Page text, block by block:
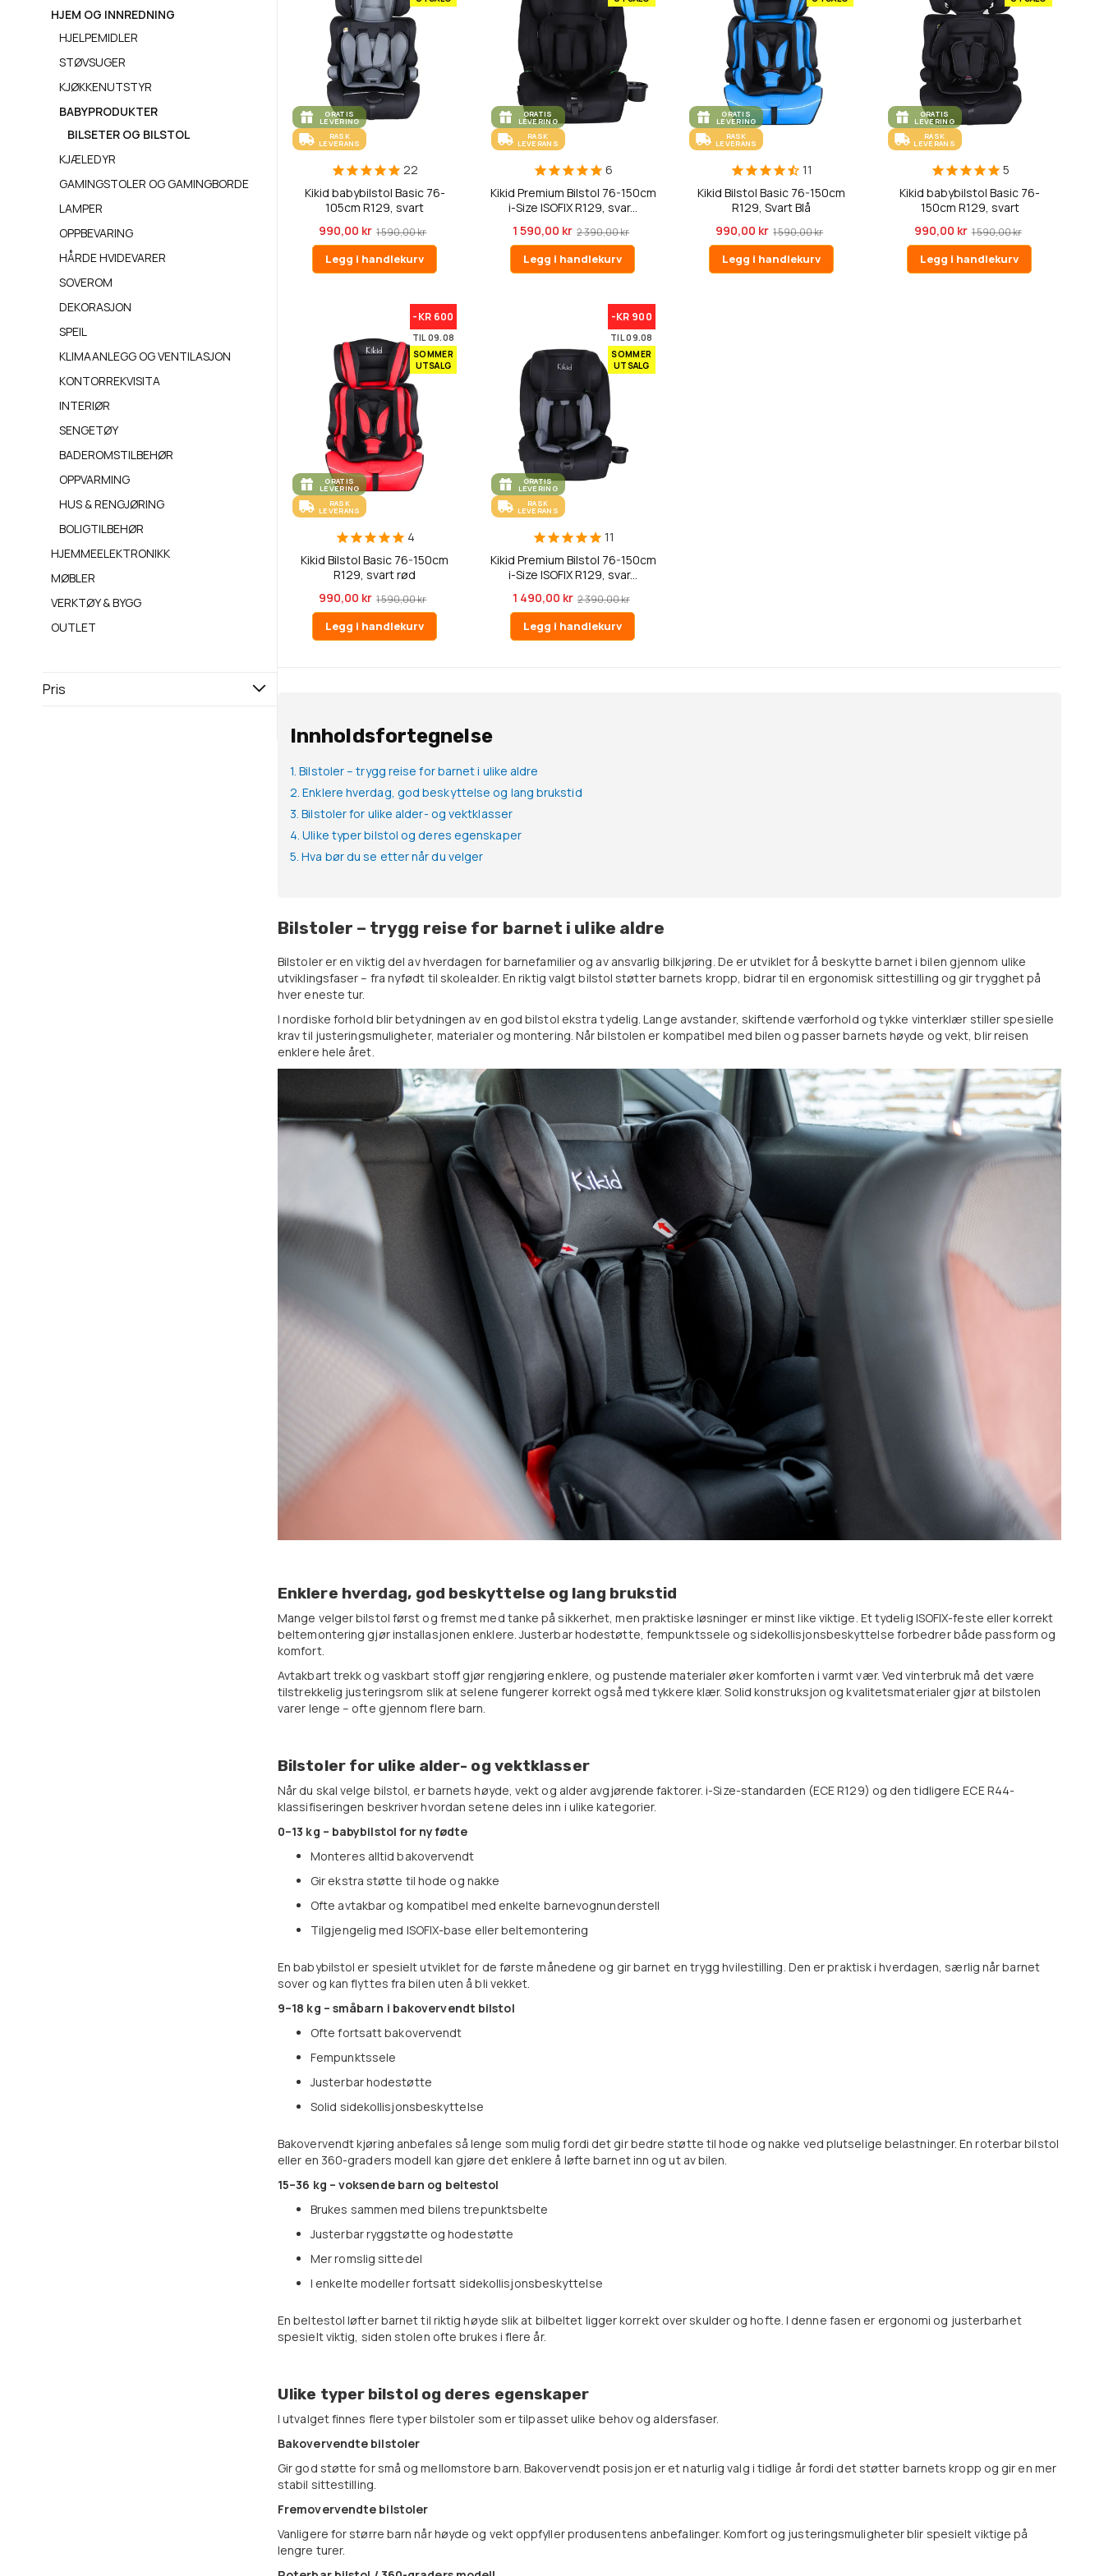
GRATIS
LEVERING
RASK
LEVERANS
22
Kikid babybilstol Basic 76-
105cm R129, svart
990,00 kr 1 590,00 kr
Legg i handlekurv
GRATIS
LEVERING
RASK
LEVERANS
6
Kikid Premium Bilstol 76-150cm
i-Size ISOFIX R129, svar...
1 590,00 kr 2 390,00 kr
Legg i handlekurv
GRATIS
LEVERING
RASK
LEVERANS
11
Kikid Bilstol Basic 76-150cm
R129, Svart Blå
990,00 kr 1 590,00 kr
Legg i handlekurv
GRATIS
LEVERING
RASK
LEVERANS
5
Kikid babybilstol Basic 76-
150cm R129, svart
990,00 kr 1 590,00 kr
Legg i handlekurv
-KR 600
TIL 09.08
SOMMER
UTSALG
GRATIS
LEVERING
RASK
LEVERANS
4
Kikid Bilstol Basic 76-150cm
R129, svart rød
990,00 kr 1 590,00 kr
Legg i handlekurv
-KR 900
TIL 09.08
SOMMER
UTSALG
GRATIS
LEVERING
RASK
LEVERANS
11
Kikid Premium Bilstol 76-150cm
i-Size ISOFIX R129, svar...
1 490,00 kr 2 390,00 kr
Legg i handlekurv
Innholdsfortegnelse
1. Bilstoler – trygg reise for barnet i ulike aldre
2. Enklere hverdag, god beskyttelse og lang brukstid
3. Bilstoler for ulike alder- og vektklasser
4. Ulike typer bilstol og deres egenskaper
5. Hva bør du se etter når du velger
Bilstoler – trygg reise for barnet i ulike aldre
Bilstoler er en viktig del av hverdagen for barnefamilier og av ansvarlig bilkjøring. De er utviklet for å beskytte barnet i bilen gjennom ulike
utviklingsfaser – fra nyfødt til skolealder. En riktig valgt bilstol støtter barnets kropp, bidrar til en ergonomisk sittestilling og gir trygghet på
hver eneste tur.
I nordiske forhold blir betydningen av en god bilstol ekstra tydelig. Lange avstander, skiftende værforhold og tykke vinterklær stiller spesielle
krav til justeringsmuligheter, materialer og montering. Når bilstolen er kompatibel med bilen og passer barnets høyde og vekt, blir reisen
enklere hele året.
Enklere hverdag, god beskyttelse og lang brukstid
Mange velger bilstol først og fremst med tanke på sikkerhet, men praktiske løsninger er minst like viktige. Et tydelig ISOFIX-feste eller korrekt
beltemontering gjør installasjonen enklere. Justerbar hodestøtte, fempunktssele og sidekollisjonsbeskyttelse forbedrer både passform og
komfort.
Avtakbart trekk og vaskbart stoff gjør rengjøring enklere, og pustende materialer øker komforten i varmt vær. Ved vinterbruk må det være
tilstrekkelig justeringsrom slik at selene fungerer korrekt også med tykkere klær. Solid konstruksjon og kvalitetsmaterialer gjør at bilstolen
varer lenge – ofte gjennom flere barn.
Bilstoler for ulike alder- og vektklasser
Når du skal velge bilstol, er barnets høyde, vekt og alder avgjørende faktorer. i-Size-standarden (ECE R129) og den tidligere ECE R44-
klassifiseringen beskriver hvordan setene deles inn i ulike kategorier.
0–13 kg – babybilstol for nyfødte
Monteres alltid bakovervendt
Gir ekstra støtte til hode og nakke
Ofte avtakbar og kompatibel med enkelte barnevognunderstell
Tilgjengelig med ISOFIX-base eller beltemontering
En babybilstol er spesielt utviklet for de første månedene og gir barnet en trygg hvilestilling. Den er praktisk i hverdagen, særlig når barnet
sover og kan flyttes fra bilen uten å bli vekket.
9–18 kg – småbarn i bakovervendt bilstol
Ofte fortsatt bakovervendt
Fempunktssele
Justerbar hodestøtte
Solid sidekollisjonsbeskyttelse
Bakovervendt kjøring anbefales så lenge som mulig fordi det gir bedre støtte til hode og nakke ved plutselige belastninger. En roterbar bilstol
eller en 360-graders modell kan gjøre det enklere å løfte barnet inn og ut av bilen.
15–36 kg – voksende barn og beltestol
Brukes sammen med bilens trepunktsbelte
Justerbar ryggstøtte og hodestøtte
Mer romslig sittedel
I enkelte modeller fortsatt sidekollisjonsbeskyttelse
En beltestol løfter barnet til riktig høyde slik at bilbeltet ligger korrekt over skulder og hofte. I denne fasen er ergonomi og justerbarhet
spesielt viktig, siden stolen ofte brukes i flere år.
Ulike typer bilstol og deres egenskaper
I utvalget finnes flere typer bilstoler som er tilpasset ulike behov og aldersfaser.
Bakovervendte bilstoler
Gir god støtte for små og mellomstore barn. Bakovervendt posisjon er et naturlig valg i tidlige år fordi det støtter barnets kropp og gir en mer
stabil sittestilling.
Fremovervendte bilstoler
Vanligere for større barn når høyde og vekt oppfyller produsentens anbefalinger. Komfort og justeringsmuligheter blir spesielt viktige på
lengre turer.
HJEM OG INNREDNING
HJELPEMIDLER
STØVSUGER
KJØKKENUTSTYR
BABYPRODUKTER
BILSETER OG BILSTOL
KJÆLEDYR
GAMINGSTOLER OG GAMINGBORDE
LAMPER
OPPBEVARING
HÅRDE HVIDEVARER
SOVEROM
DEKORASJON
SPEIL
KLIMAANLEGG OG VENTILASJON
KONTORREKVISITA
INTERIØR
SENGETØY
BADEROMSTILBEHØR
OPPVARMING
HUS & RENGJØRING
BOLIGTILBEHØR
HJEMMEELEKTRONIKK
MØBLER
VERKTØY & BYGG
OUTLET
Pris